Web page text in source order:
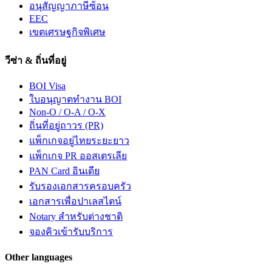
อนุสัญญาภาษีซ้อน
EEC
เขตเศรษฐกิจพิเศษ
วีซ่า & ถิ่นที่อยู่
BOI Visa
ใบอนุญาตทำงาน BOI
Non-O / O-A / O-X
ถิ่นที่อยู่ถาวร (PR)
แพ็กเกจอยู่ไทยระยะยาว
แพ็กเกจ PR ออสเตรเลีย
PAN Card อินเดีย
รับรองเอกสารครอบครัว
เอกสารเพื่อปาเลสไตน์
Notary สำหรับต่างชาติ
จองคิวเข้ารับบริการ
Other languages